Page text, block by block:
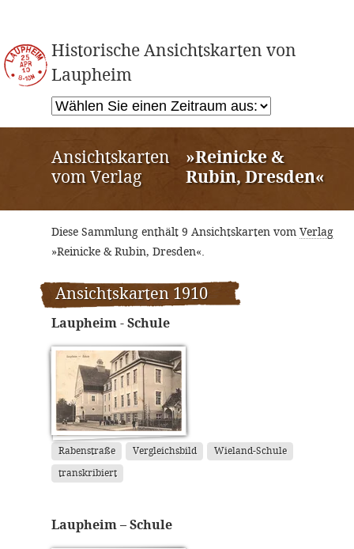
Historische Ansichtskarten von
Laupheim
Ansichtskarten
vom Verlag
»Reinicke &
Rubin, Dresden«
Diese Sammlung enthält 9 Ansichtskarten vom Verlag
»Reinicke & Rubin, Dresden«.
Ansichtskarten 1910
Laupheim - Schule
Rabenstraße Vergleichsbild Wieland-Schule
transkribiert
Laupheim – Schule